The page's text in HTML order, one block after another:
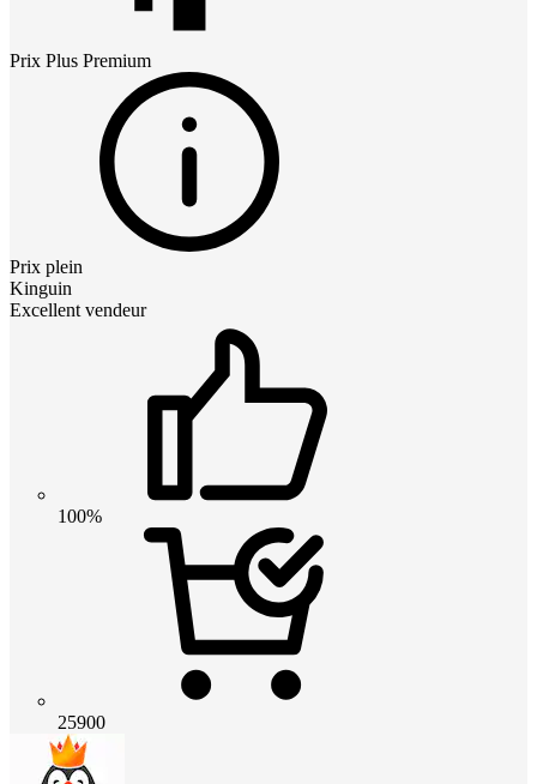
Prix Plus Premium
Prix plein
Kinguin
Excellent vendeur
100%
25900